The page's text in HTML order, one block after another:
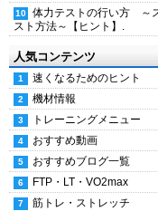
体力テストの行い方 ～
スト方法～【ヒント】.
人気コンテンツ
速くなるためのヒント
機材情報
トレーニングメニュー
おすすめ動画
おすすめブログ一覧
FTP・LT・VO2max
筋トレ・ストレッチ